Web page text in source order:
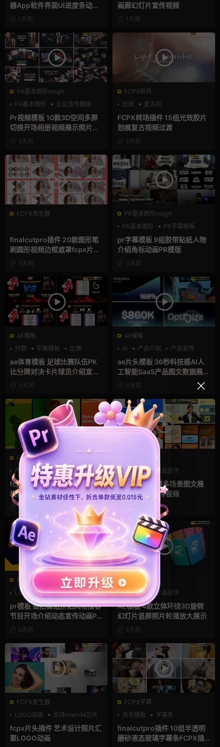
器App软件界面UI进度条动画
视频样机pr模版
1天前
画廊幻灯片宣传视频
1天前
PR基本图形mogrt
PR基本图形
企业宣传模板
幻灯片
Pr视频模板 10款3D空间多屏
切换开场相册视频展示照片墙
pr模板
2天前
FCPX转场
光效
复古风
支持Intel+M芯片
FCPX转场插件 15组光效胶片
划痕复古视频过渡
2天前
FCPX发生器
finalcutpro插件 20款图形笔
刷圆形视频边框遮罩fcpx片头
插件3天前
PR基本图形mogrt
PR基本图形
PR字幕模板
人物介绍
pr字幕模板 9组胶带贴纸人物
介绍角标动画PR模版
3天前
AE模板
分数
字幕模板 比赛
ae体育模板 足球比赛队伍PK
比分牌对决卡片球员介绍宣传
视频AE模板
3天前
AE模板
AI
产品介绍 产品宣传
ae片头模板 36秒科技感AI人
工智能SaaS产品图文数据展示
宣传视频AE模板
4天前
FCPX发生器
产品宣传
企业宣传模板
分屏模板
fcpx插件 34秒14张照片多屏
模特产品广告宣传视频相册
4天前
产品介绍
产品宣传
产品展示
AE模板 横竖屏多场景图文展
示排版产品宣传视频
5天前
PR基本图形mogrt
LOGO动画
PR基本图形
复古风
pr模板 做旧撕纸拼贴风格播客
节目开场介绍动态宣传动画PR
模版6天前
AE模板
产品介绍
产品宣传
产品展示
AE模板 4款立体环绕3D旋转
幻灯片竖屏照片轮播放大展示
6天前
FCPX发生器
LOGO动画
支持Intel+M芯片
汇聚
fcpx片头插件 艺术设计照片汇
聚LOGO动画
FCPX字幕
商务模板
字幕条
finalcutpro插件 10组半透明
磨砂液态玻璃字幕条FCPX插